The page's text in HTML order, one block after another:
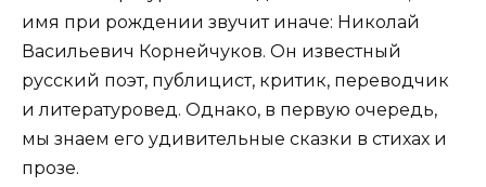
имя при рождении звучит иначе: Николай
Васильевич Корнейчуков. Он известный
русский поэт, публицист, критик, переводчик
и литературовед. Однако, в первую очередь,
мы знаем его удивительные сказки в стихах и
прозе.